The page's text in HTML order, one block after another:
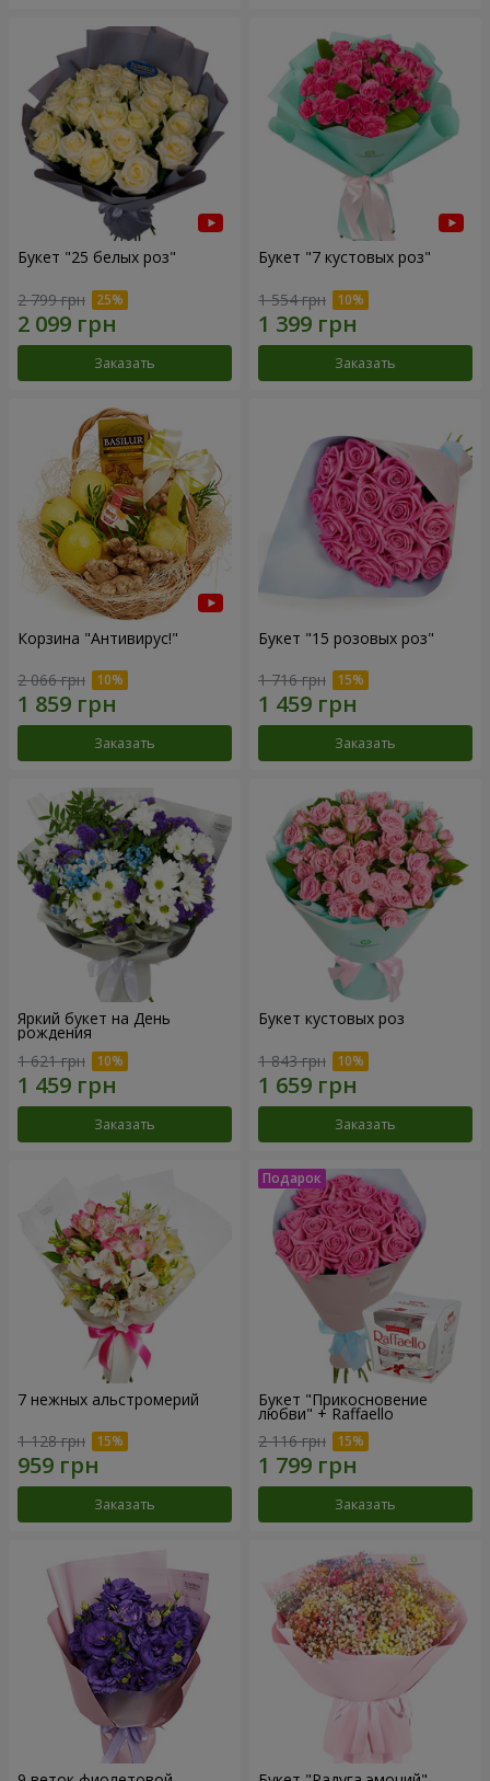
Букет "25 белых роз"
2 799 грн
Заказать
Букет "7 кустовых роз"
1 554 грн
Заказать
Корзина "Антивирус!"
2 066 грн
Заказать
Букет "15 розовых роз"
1 716 грн
Заказать
Яркий букет на День
рождения
1 621 грн
Заказать
Букет кустовых роз
1 843 грн
Заказать
7 нежных альстромерий
1 128 грн
Заказать
Букет "Прикосновение
любви" + Raffaello
2 116 грн
Заказать